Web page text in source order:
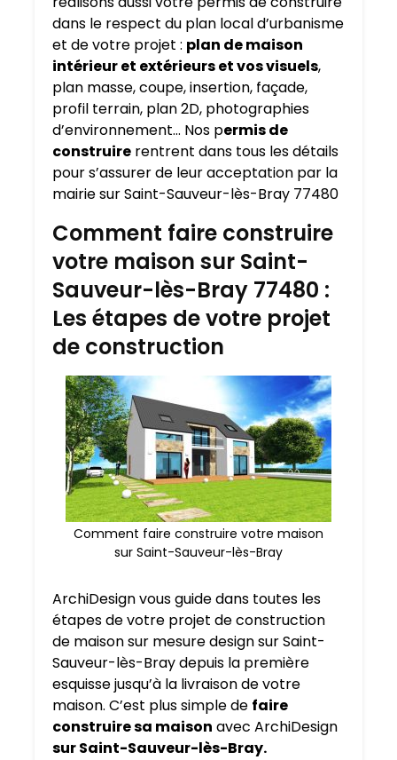
dans le respect du plan local d’urbanisme
et de votre projet : plan de maison
intérieur et extérieurs et vos visuels,
plan masse, coupe, insertion, façade,
profil terrain, plan 2D, photographies
d’environnement… Nos permis de
construire rentrent dans tous les détails
pour s’assurer de leur acceptation par la
mairie sur Saint-Sauveur-lès-Bray 77480
Comment faire construire
votre maison sur Saint-
Sauveur-lès-Bray 77480 :
Les étapes de votre projet
de construction
Comment faire construire votre maison
sur Saint-Sauveur-lès-Bray
ArchiDesign vous guide dans toutes les
étapes de votre projet de construction
de maison sur mesure design sur Saint-
Sauveur-lès-Bray depuis la première
esquisse jusqu’à la livraison de votre
maison. C’est plus simple de faire
construire sa maison avec ArchiDesign
sur Saint-Sauveur-lès-Bray.